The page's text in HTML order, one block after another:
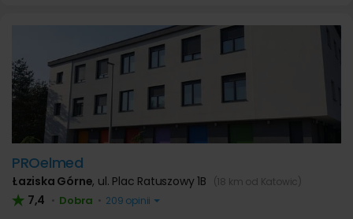
PROelmed
Łaziska Górne, ul. Plac Ratuszowy 1B (18 km od Katowic)
7,4 • Dobra • 209 opinii